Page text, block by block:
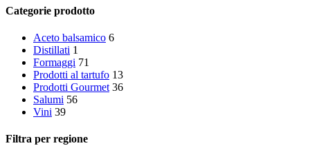
Categorie prodotto
Aceto balsamico 6
Distillati 1
Formaggi 71
Prodotti al tartufo 13
Prodotti Gourmet 36
Salumi 56
Vini 39
Filtra per regione